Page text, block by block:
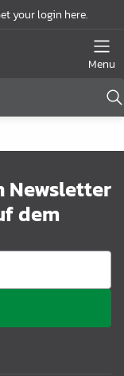
your login here.
Menu
Newsletter
dem